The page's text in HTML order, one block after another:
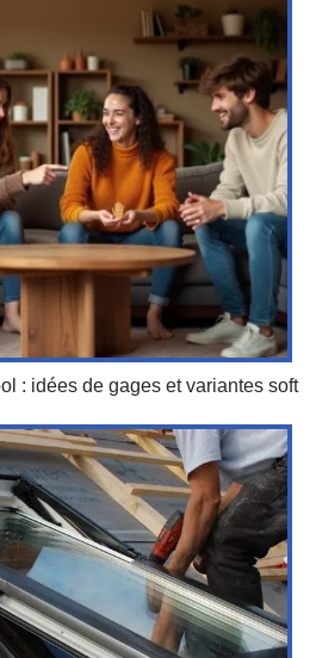
: idées de gages et variantes soft